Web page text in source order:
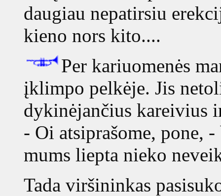
daugiau nepatirsiu
kieno nors kito....
Per kariuomenės
įklimpo pelkėje. Jis
dykinėjančius kareivius
- Oi atsiprašome, pone,
mums liepta nieko
Tada viršininkas